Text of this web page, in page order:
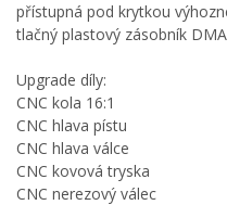
přístupná pod krytkou
tlačný plastový zásobník
Upgrade díly:
CNC kola 16:1
CNC hlava pístu
CNC hlava válce
CNC kovová tryska
CNC nerezový válec